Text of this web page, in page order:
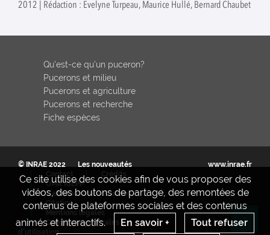
2012 | Rédaction : Evelyne Turpeau, Maurice Hullé, Bernard Chaubet
Ce site utilise des cookies afin de vous proposer des
vidéos, des boutons de partage, des remontées de
contenus de plateformes sociales et des contenus
animés et interactifs.
En savoir + Tout refuser
Qu'est-ce qu'un puceron?
Pucerons et milieu
Pucerons et agriculture
Pucerons et recherche
Fiche espèces
© INRAE 2022
Les nouveautés
Contact
Crédits
UMR IGEPP
S'abonner aux actualités
Citation
Mentions legales
Conditions générales
d'utilisation
www.inrae.fr